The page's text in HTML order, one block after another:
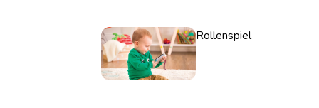
Rollenspiel